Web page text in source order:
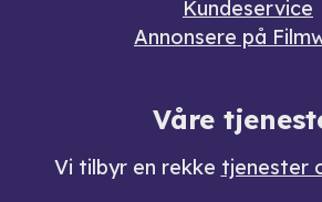
Kundeservice
Annonsere på
Våre
Vi tilbyr en rekke tjenester